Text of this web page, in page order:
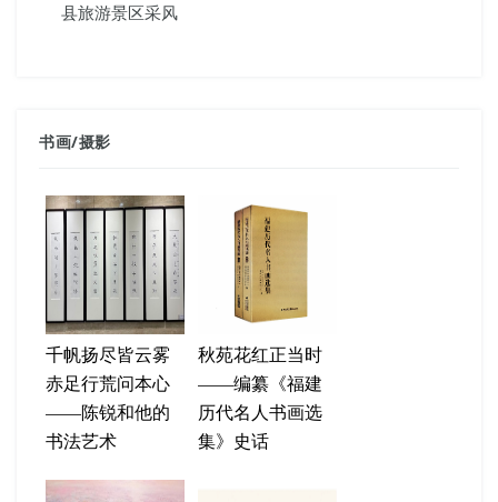
县旅游景区采风
书画/摄影
千帆扬尽皆云雾
赤足行荒问本心
——陈锐和他的
书法艺术
秋苑花红正当时
——编纂《福建
历代名人书画选
集》史话